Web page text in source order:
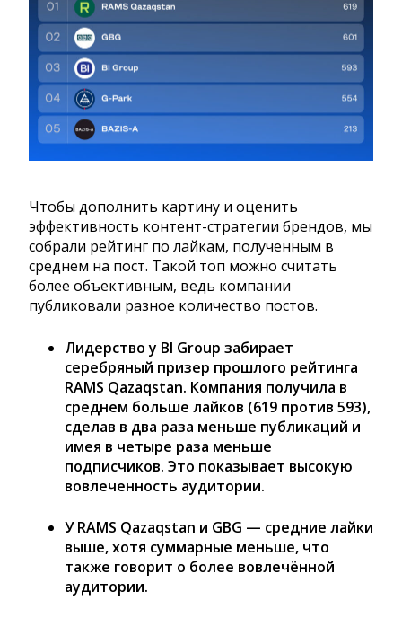
Чтобы дополнить картину и оценить
эффективность контент-стратегии брендов, мы
собрали рейтинг по лайкам, полученным в
среднем на пост. Такой топ можно считать
более объективным, ведь компании
публиковали разное количество постов.
Лидерство у BI Group забирает
серебряный призер прошлого рейтинга
RAMS Qazaqstan. Компания получила в
среднем больше лайков (619 против 593),
сделав в два раза меньше публикаций и
имея в четыре раза меньше
подписчиков. Это показывает высокую
вовлеченность аудитории.
У RAMS Qazaqstan и GBG — средние лайки
выше, хотя суммарные меньше, что
также говорит о более вовлечённой
аудитории.